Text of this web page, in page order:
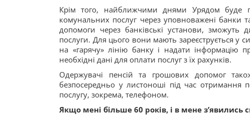
Крім того, найближчими днями Урядом буде
комунальних послуг через уповноважені банки
допомоги через банківські установи, зможуть
послуги. Для цього вони мають зареєструється у
на «гарячу» лінію банку і надати інформацію
необхідні дані для оплати послуг з їх рахунків.
Одержувачі пенсій та грошових допомог
безпосередньо у листоноші під час отримання
послугу, зокрема, телефоном.
Якщо мені більше 60 років, і в мене